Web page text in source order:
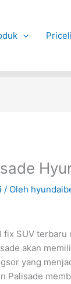
/ Oleh
fix SUV
akan
yang
Palisade